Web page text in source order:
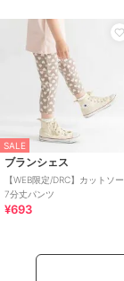
SALE
ブランシェス
【WEB限定/DRC】カットソー
7分丈パンツ
¥693